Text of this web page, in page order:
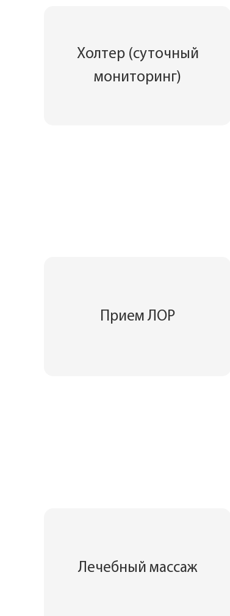
Холтер (суточный
мониторинг)
Прием ЛОР
Лечебный массаж